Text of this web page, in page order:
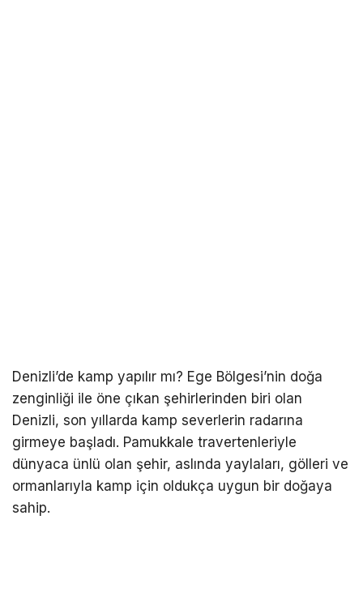
Denizli’de kamp yapılır mı? Ege Bölgesi’nin doğa
zenginliği ile öne çıkan şehirlerinden biri olan
Denizli, son yıllarda kamp severlerin radarına
girmeye başladı. Pamukkale travertenleriyle
dünyaca ünlü olan şehir, aslında yaylaları, gölleri ve
ormanlarıyla kamp için oldukça uygun bir doğaya
sahip.